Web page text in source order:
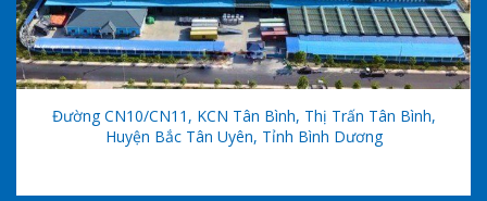
Đường CN10/CN11, KCN Tân Bình, Thị Trấn Tân Bình,
Huyện Bắc Tân Uyên, Tỉnh Bình Dương